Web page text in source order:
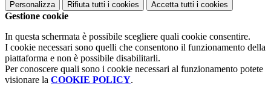
Personalizza Rifiuta tutti i cookies Accetta tutti i cookies
Gestione cookie
In questa schermata è possibile scegliere quali cookie consentire.
I cookie necessari sono quelli che consentono il funzionamento della
piattaforma e non è possibile disabilitarli.
Per conoscere quali sono i cookie necessari al funzionamento potete
visionare la COOKIE POLICY.